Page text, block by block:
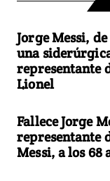
Jorge Messi,
una
representante
Lionel
Fallece Jorge
representante
Messi, a los 68